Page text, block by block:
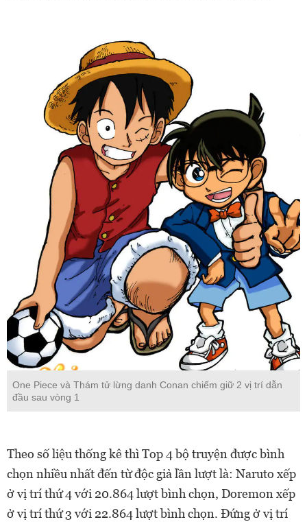
One Piece và Thám tử lừng danh Conan chiếm giữ 2 vị trí dẫn
đầu sau vòng 1
Theo số liệu thống kê thì Top 4 bộ truyện được bình
chọn nhiều nhất đến từ độc giả lần lượt là: Naruto xếp
ở vị trí thứ 4 với 20.864 lượt bình chọn, Doremon xếp
ở vị trí thứ 3 với 22.864 lượt bình chọn. Đứng ở vị trí